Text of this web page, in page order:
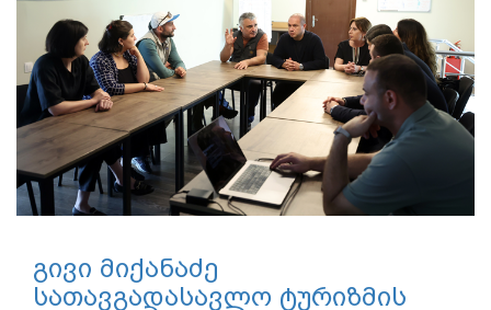
გივი მიქანაძე
სათავგადასავლო ტურიზმის